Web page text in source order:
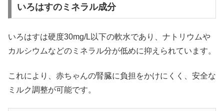
いろはすのミネラル成分
いろはすは硬度30mg/L以下の軟水であり、ナトリウムや
カルシウムなどのミネラル分が低めに抑えられています。
これにより、赤ちゃんの腎臓に負担をかけにくく、安全な
ミルク調整が可能です。